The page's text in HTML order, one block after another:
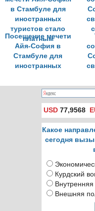
Посещение мечети
Айя-София в
Стамбуле для
иностранных
платным
USD 77,9568
Какое
сегодня
Курдский
Внешняя